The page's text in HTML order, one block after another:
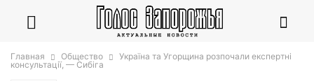
Главная Общество
Україна та Угорщина розпочали експертні
консультації, — Сибіга